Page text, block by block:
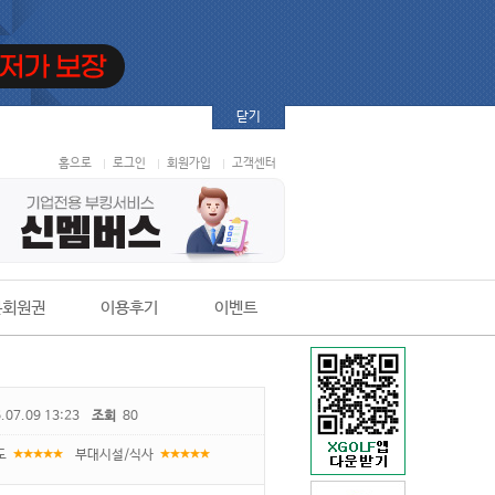
닫기
홈으로 로그인 회원가입 고객센터
원권 이용후기 이벤트
13:23 조회 80
부대시설/식사